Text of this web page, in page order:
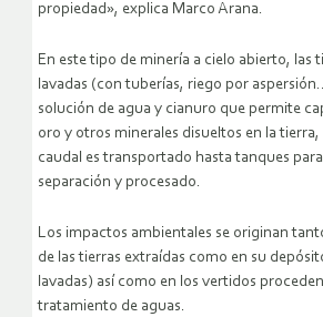
propiedad», explica Marco Arana.
En este tipo de minería a cielo abierto, las
lavadas (con tuberías, riego por
solución de agua y cianuro que permite
oro y otros minerales disueltos en la
caudal es transportado hasta tanques
separación y procesado.
Los impactos ambientales se originan
de las tierras extraídas como en su
lavadas) así como en los vertidos
tratamiento de aguas.